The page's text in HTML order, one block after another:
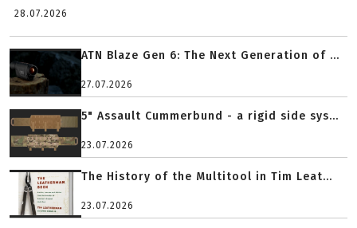
28.07.2026
ATN Blaze Gen 6: The Next Generation of ...
27.07.2026
5" Assault Cummerbund - a rigid side sys...
23.07.2026
The History of the Multitool in Tim Leat...
23.07.2026